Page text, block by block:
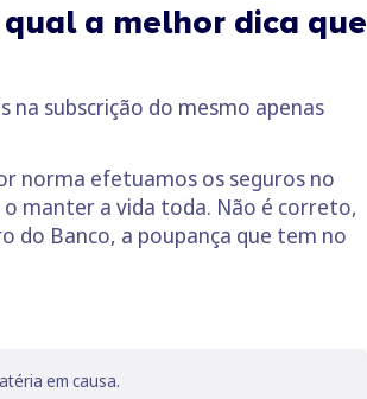
a melhor dica que
subscrição do mesmo apenas
norma efetuamos os seguros no
o manter a vida toda. Não é correto,
do Banco, a poupança que tem no
em causa.